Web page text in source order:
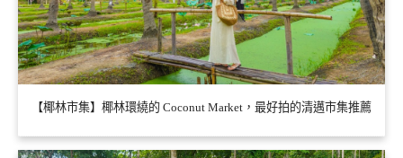
【椰林市集】椰林環繞的 Coconut Market，最好拍的清邁市集推薦